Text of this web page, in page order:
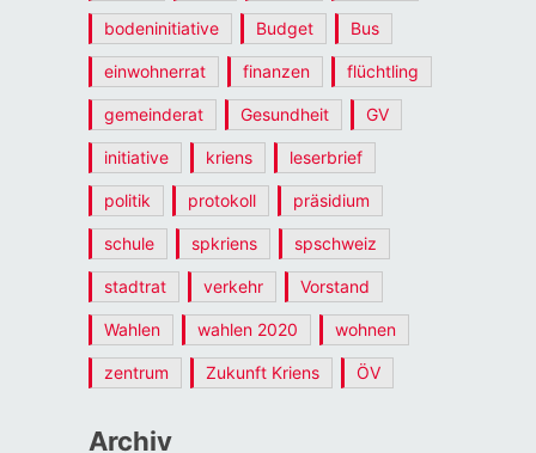
bodeninitiative Budget Bus
einwohnerrat finanzen flüchtling
gemeinderat Gesundheit GV
initiative kriens leserbrief
politik protokoll präsidium
schule spkriens spschweiz
stadtrat verkehr Vorstand
Wahlen wahlen 2020 wohnen
zentrum Zukunft Kriens ÖV
Archiv